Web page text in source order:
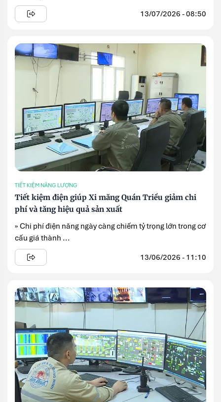
13/07/2026 - 08:50
TIẾT KIỆM NĂNG LƯỢNG
Tiết kiệm điện giúp Xi măng Quán Triều giảm chi
phí và tăng hiệu quả sản xuất
» Chi phí điện năng ngày càng chiếm tỷ trọng lớn trong cơ
cấu giá thành ...
13/06/2026 - 11:10